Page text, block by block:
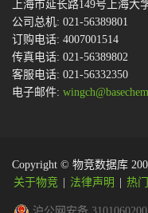
上海市延长路149号上海大
公司总机: 021-56389801
订购电话: 4007001514
传真电话: 021-56389802
客服电话: 021-56332350
电子邮件:
Copyright © 物竞数据库
关于物竞
法律声明 热